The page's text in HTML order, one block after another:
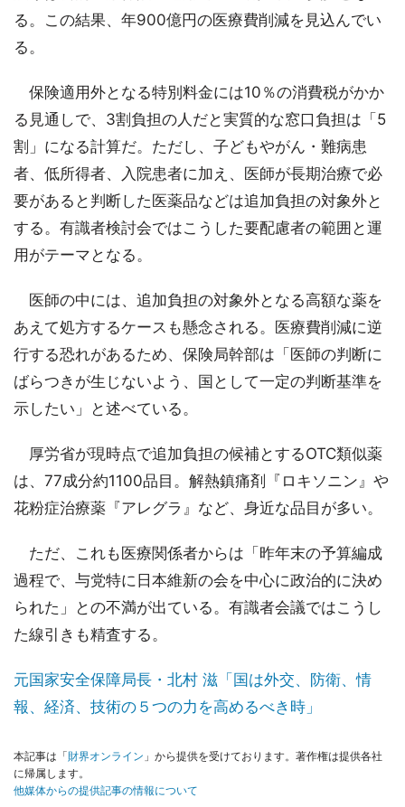
る。この結果、年900億円の医療費削減を見込んでい
る。
保険適用外となる特別料金には10％の消費税がかか
る見通しで、3割負担の人だと実質的な窓口負担は「5
割」になる計算だ。ただし、子どもやがん・難病患
者、低所得者、入院患者に加え、医師が長期治療で必
要があると判断した医薬品などは追加負担の対象外と
する。有識者検討会ではこうした要配慮者の範囲と運
用がテーマとなる。
医師の中には、追加負担の対象外となる高額な薬を
あえて処方するケースも懸念される。医療費削減に逆
行する恐れがあるため、保険局幹部は「医師の判断に
ばらつきが生じないよう、国として一定の判断基準を
示したい」と述べている。
厚労省が現時点で追加負担の候補とするOTC類似薬
は、77成分約1100品目。解熱鎮痛剤『ロキソニン』や
花粉症治療薬『アレグラ』など、身近な品目が多い。
ただ、これも医療関係者からは「昨年末の予算編成
過程で、与党特に日本維新の会を中心に政治的に決め
られた」との不満が出ている。有識者会議ではこうし
た線引きも精査する。
元国家安全保障局長・北村 滋「国は外交、防衛、情
報、経済、技術の５つの力を高めるべき時」
本記事は「財界オンライン 」から提供を受けております。著作権は提供各社
に帰属します。
他媒体からの提供記事の情報について